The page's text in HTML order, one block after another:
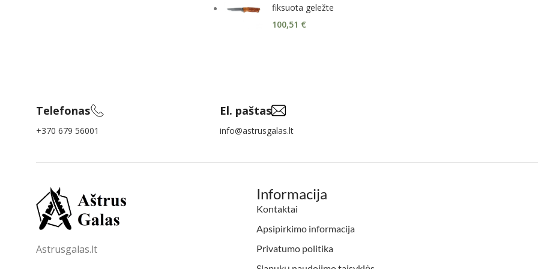
fiksuota geležte
100,51 €
Telefonas
+370 679 56001
El. paštas
info@astrusgalas.lt
Astrusgalas.lt
Informacija
Kontaktai
Apsipirkimo informacija
Privatumo politika